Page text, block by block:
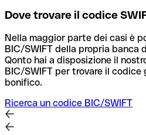
Dove trovare il codice
Nella maggior parte dei casi è
BIC/SWIFT della propria banca
Qonto hai a disposizione il
BIC/SWIFT per trovare il
bonifico.
Ricerca un codice BIC/SWIFT